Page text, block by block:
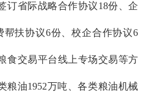
省际战略合作协议18份、企
帮扶协议6份、校企合作协议6
食交易平台线上专场交易等方
粮油1952万吨、各类粮油机械